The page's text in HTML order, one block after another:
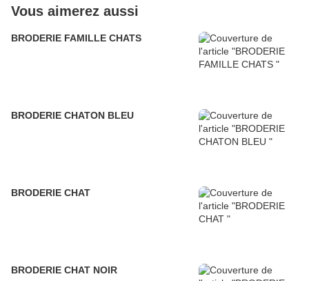
Vous aimerez aussi
BRODERIE FAMILLE CHATS
BRODERIE CHATON BLEU
BRODERIE CHAT
BRODERIE CHAT NOIR